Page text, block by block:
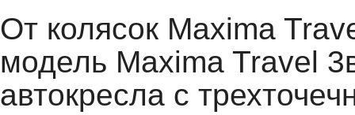
От колясок Maxima
модель Maxima Travel
автокресла с